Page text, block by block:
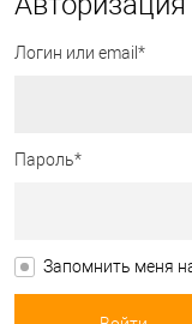
Логин или email*
Пароль*
Запомнить меня